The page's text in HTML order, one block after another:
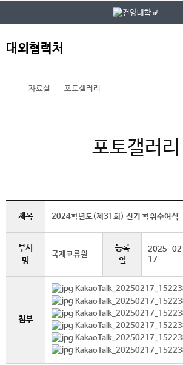
대외협력처
자료실 포토갤러리
포토갤러리
제목 2024학년도(제31회) 전기 학위수여식
부서
명
국제교류원
등록
일
2025-
17
첨부